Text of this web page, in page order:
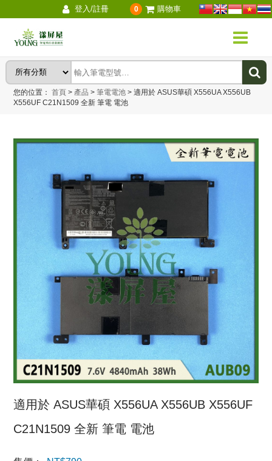
登入/註冊 0 購物車
您的位置：首頁 > 產品 > 筆電電池 > 適用於 ASUS華碩 X556UA X556UB
X556UF C21N1509 全新 筆電 電池
適用於 ASUS華碩 X556UA X556UB X556UF
C21N1509 全新 筆電 電池